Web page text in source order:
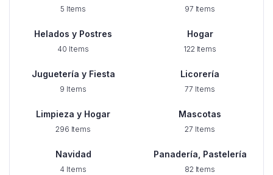
5 Items 97 Items
Helados y Postres
40 Items
Hogar
122 Items
Juguetería y Fiesta
9 Items
Licorería
77 Items
Limpieza y Hogar
296 Items
Mascotas
27 Items
Navidad
4 Items
Panadería, Pastelería
82 Items